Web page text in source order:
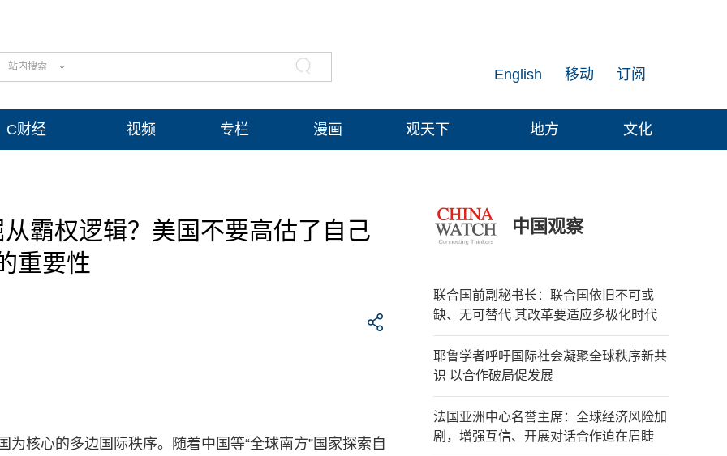
站内搜索 订阅
移动
English
C财经 视频 专栏 漫画 观天下 地方 文化
霸权逻辑？美国不要高估了自己
重要性
为核心的多边国际秩序。随着中国等“全球南方”国家探索自
中国观察
联合国前副秘书长：联合国依旧不可或
缺、无可替代 其改革要适应多极化时代
耶鲁学者呼吁国际社会凝聚全球秩序新共
识 以合作破局促发展
法国亚洲中心名誉主席：全球经济风险加
剧，增强互信、开展对话合作迫在眉睫